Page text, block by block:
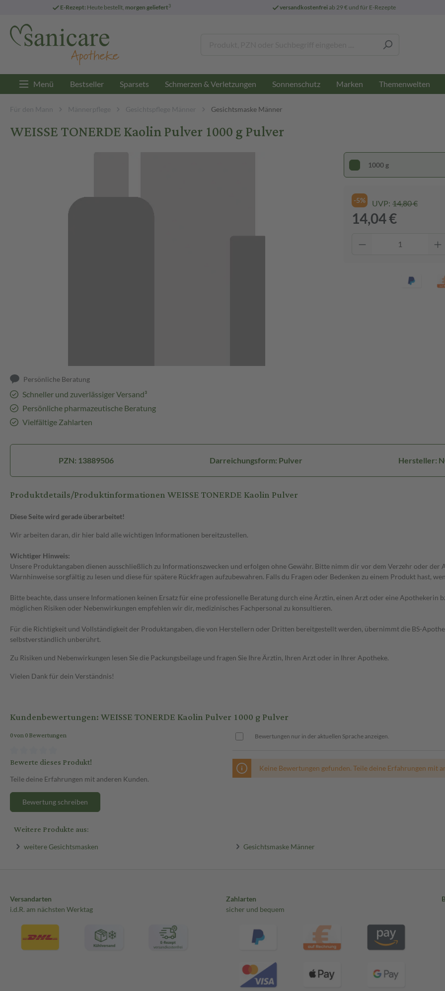
E-Rezept: Heute bestellt, morgen geliefert3 versandkostenfreiab 29 € und für E-Rezepte
Menü Bestseller Sparsets Schmerzen & Verletzungen Sonnenschutz Marken Themenwelten
Für den Mann Männerpflege Gesichtspflege Männer Gesichtsmaske Männer
WEISSE TONERDE Kaolin Pulver 1000 g Pulver
Persönliche Beratung
Schneller und zuverlässiger Versand³
Persönliche pharmazeutische Beratung
Vielfältige Zahlarten
1000 g
-5% UVP: 14,80 €
14,04 €
PZN: 13889506 Darreichungsform: Pulver Hersteller:
Produktdetails/Produktinformationen WEISSE TONERDE Kaolin Pulver
Diese Seite wird gerade überarbeitet!
Wir arbeiten daran, dir hier bald alle wichtigen Informationen bereitzustellen.
Wichtiger Hinweis:
Unsere Produktangaben dienen ausschließlich zu Informationszwecken und erfolgen ohne Gewähr. Bitte nimm dir vor dem Verzehr oder
Warnhinweise sorgfältig zu lesen und diese für spätere Rückfragen aufzubewahren. Falls du Fragen oder Bedenken zu einem Produkt hast,
Bitte beachte, dass unsere Informationen keinen Ersatz für eine professionelle Beratung durch eine Ärztin, einen Arzt oder eine Apothekerin
möglichen Risiken oder Nebenwirkungen empfehlen wir dir, medizinisches Fachpersonal zu konsultieren.
Für die Richtigkeit und Vollständigkeit der Produktangaben, die von Herstellern oder Dritten bereitgestellt werden, übernimmt die BS-
selbstverständlich unberührt.
Zu Risiken und Nebenwirkungen lesen Sie die Packungsbeilage und fragen Sie Ihre Ärztin, Ihren Arzt oder in Ihrer Apotheke.
Vielen Dank für dein Verständnis!
Kundenbewertungen: WEISSE TONERDE Kaolin Pulver 1000 g Pulver
0 von 0 Bewertungen
Bewerte dieses Produkt!
Teile deine Erfahrungen mit anderen Kunden.
Bewertung schreiben
Bewertungen nur in der aktuellen Sprache anzeigen.
Keine Bewertungen gefunden. Teile deine Erfahrungen mit
Weitere Produkte aus:
weitere Gesichtsmasken Gesichtsmaske Männer
Versandarten
i.d.R. am nächsten Werktag
Zahlarten
sicher und bequem